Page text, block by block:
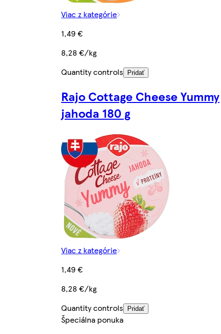
Viac z kategórie
1,49 €
8,28 €/kg
Quantity controls
Pridať
Rajo Cottage Cheese Yummy
jahoda 180 g
Viac z kategórie
1,49 €
8,28 €/kg
Quantity controls
Pridať
Špeciálna ponuka